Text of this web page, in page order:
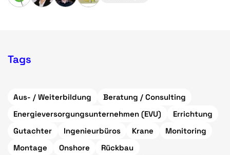
Tags
Aus- / Weiterbildung
Beratung / Consulting
Energieversorgungsunternehmen (EVU)
Errichtung
Gutachter
Ingenieurbüros Krane
Monitoring
Montage
Onshore
Rückbau